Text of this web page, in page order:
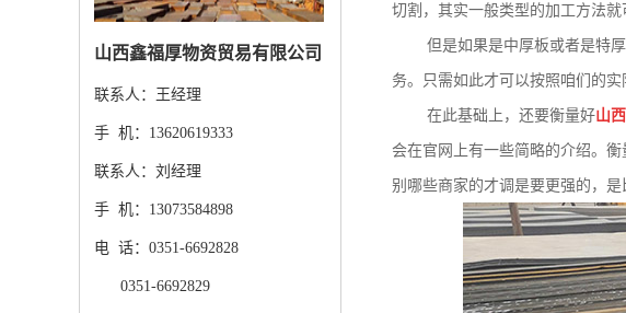
山西鑫福厚物资贸易有限公司
联系人：王经理
手 机：13620619333
联系人：刘经理
手 机：13073584898
电 话：0351-6692828
0351-6692829
切割，其实一般类型的加工方法
但是如果是中厚板或者是特
务。只需如此才可以按照咱们的实
在此基础上，还要衡量好山
会在官网上有一些简略的介绍。
别哪些商家的才调是要更强的，是